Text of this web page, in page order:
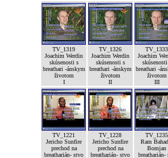
TV_1319
Joachim Werdin
skúsenosti s
breathari -ánskym
životom
I
TV_1326
Joachim Werdin
skúsenosti s
breathari -ánskym
životom
II
TV_1333
Joachim
breathari -
životom
III
TV_1221
Jericho Sunfire
prechod na
breatharián- stvo
TV_1228
Jericho Sunfire
prechod na
breatharián- stvo
TV_1235
Ram
Bomjan
breatharián-